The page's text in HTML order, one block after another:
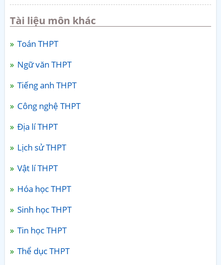
Tài liệu môn khác
Toán THPT
Ngữ văn THPT
Tiếng anh THPT
Công nghệ THPT
Địa lí THPT
Lịch sử THPT
Vật lí THPT
Hóa học THPT
Sinh học THPT
Tin học THPT
Thể dục THPT